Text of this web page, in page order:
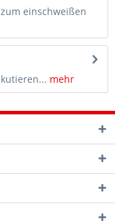
einschweißen
mehr